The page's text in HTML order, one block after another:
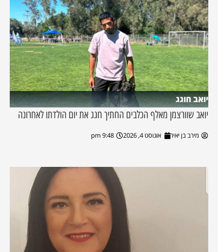
יואב חוגג
יואב שוורצמן מאלף הכלבים החתיך חגג את יום הולדתו לאחרונה
מירב בן יאיר אוגוסט 4, 2026 9:48 pm